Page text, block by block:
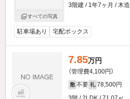
すべての写真
3階建 / 1年7ヶ月 / 木造
駐車場あり 宅配ボックス
7.85万円
（管理費4,100円）
敷 不要 礼 78,500円